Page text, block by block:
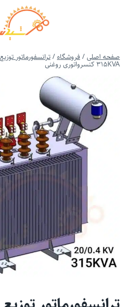
صفحه اصلی/فروشگاه/ترانسفورماتور توزیع
315KVA کنسرواتوری روغنی